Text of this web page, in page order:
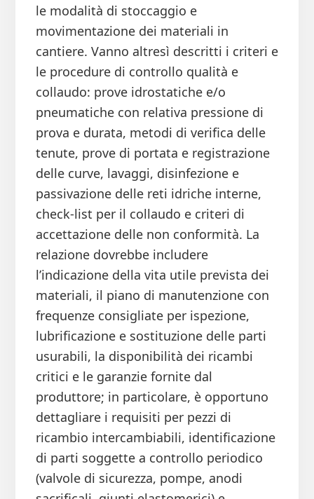
le modalità di stoccaggio e
movimentazione dei materiali in
cantiere. Vanno altresì descritti i criteri e
le procedure di controllo qualità e
collaudo: prove idrostatiche e/o
pneumatiche con relativa pressione di
prova e durata, metodi di verifica delle
tenute, prove di portata e registrazione
delle curve, lavaggi, disinfezione e
passivazione delle reti idriche interne,
check-list per il collaudo e criteri di
accettazione delle non conformità. La
relazione dovrebbe includere
l’indicazione della vita utile prevista dei
materiali, il piano di manutenzione con
frequenze consigliate per ispezione,
lubrificazione e sostituzione delle parti
usurabili, la disponibilità dei ricambi
critici e le garanzie fornite dal
produttore; in particolare, è opportuno
dettagliare i requisiti per pezzi di
ricambio intercambiabili, identificazione
di parti soggette a controllo periodico
(valvole di sicurezza, pompe, anodi